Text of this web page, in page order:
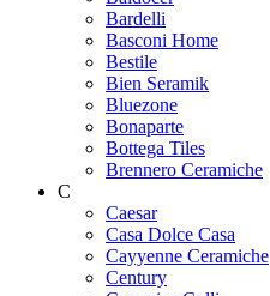
Bardelli
Basconi Home
Bestile
Bien Seramik
Bluezone
Bonaparte
Bottega Tiles
Brennero Ceramiche
C
Caesar
Casa Dolce Casa
Cayyenne Ceramiche
Century